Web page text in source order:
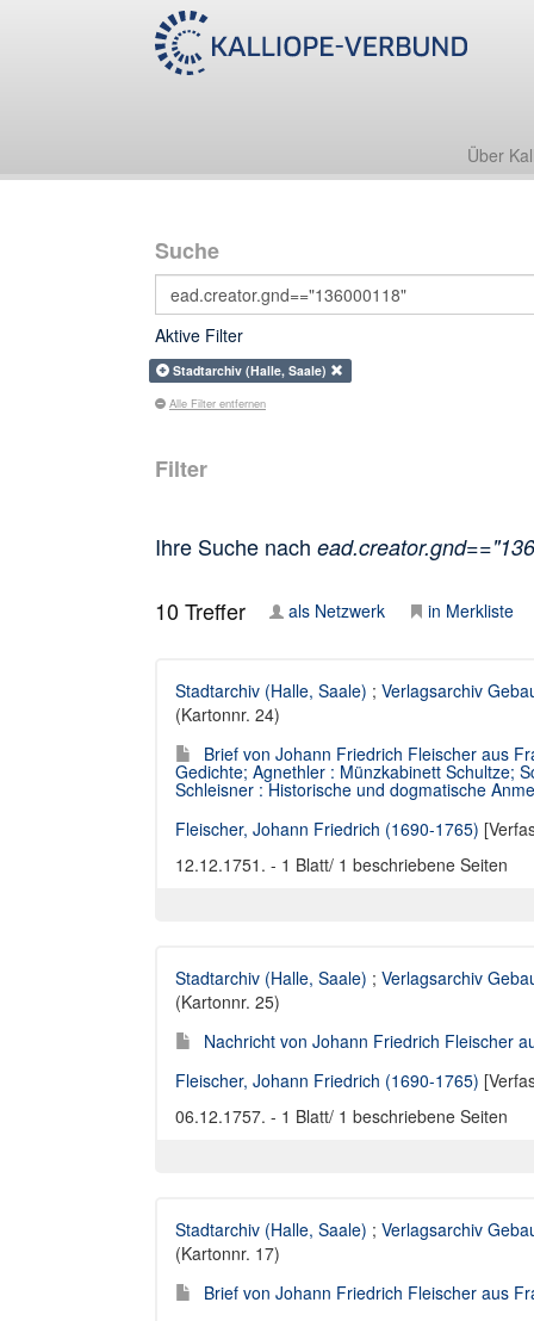
Über
Suche
Aktive Filter
Stadtarchiv (Halle, Saale)
Alle Filter entfernen
Filter
Ihre Suche nach
10Treffer als Netzwerk in Merkliste
Stadtarchiv (Halle, Saale) ; Verlagsarchiv
(Kartonnr. 24)
Brief von Johann Friedrich Fleischer aus
Gedichte; Agnethler : Münzkabinett Schultze;
Schleisner : Historische und dogmatische
Fleischer, Johann Friedrich (1690-1765)
12.12.1751. - 1 Blatt/ 1 beschriebene Seiten
Stadtarchiv (Halle, Saale) ; Verlagsarchiv
(Kartonnr. 25)
Nachricht von Johann Friedrich Fleischer
Fleischer, Johann Friedrich (1690-1765)
06.12.1757. - 1 Blatt/ 1 beschriebene Seiten
Stadtarchiv (Halle, Saale) ; Verlagsarchiv
(Kartonnr. 17)
Brief von Johann Friedrich Fleischer aus